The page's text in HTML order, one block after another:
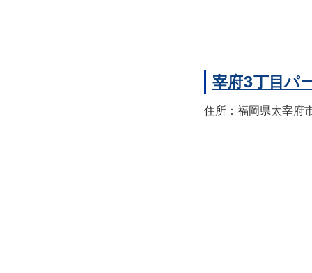
宰府3丁目パ
住所：福岡県太宰府